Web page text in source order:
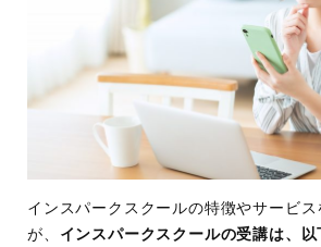
インスパークスクールの特徴やサービス
が、 インスパークスクールの受講は、